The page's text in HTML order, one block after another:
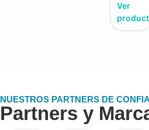
Ver
NUESTROS PARTNERS DE
Partners y